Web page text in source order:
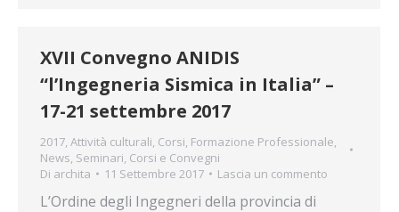
XVII Convegno ANIDIS
“l’Ingegneria Sismica in Italia” –
17-21 settembre 2017
2017, Attività culturali, Corsi, Formazione Professionale,
News, Seminari, Corsi e Convegni
Di archita 11 Settembre 2017 Lascia un commento
L’Ordine degli Ingegneri della provincia di